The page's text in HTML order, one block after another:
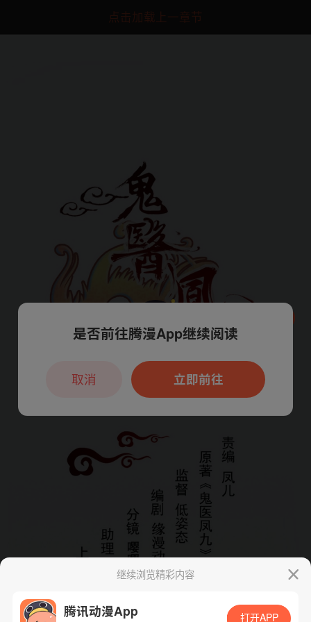
点击加载上一章节
继续浏览精彩内容
腾讯动漫App 打开APP
本章节仅支持App阅读，可打开App新用
户7天免费看
是否前往腾漫App继续阅读
立即前往
取消